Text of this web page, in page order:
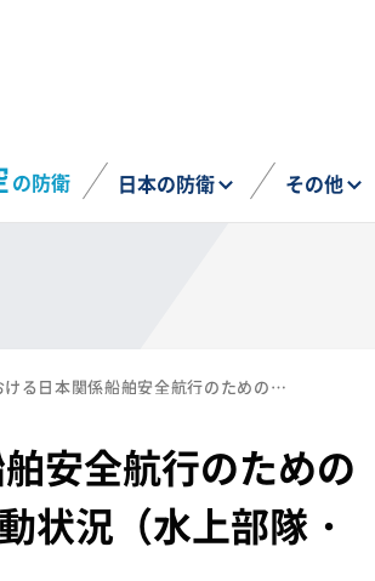
の防衛 日本の防衛 その他
中東地域における日本関係船舶安全航行のための情報収集 令和6年11月の活動状況（水上部隊・航空隊）
安全航行のための
況（水上部隊・